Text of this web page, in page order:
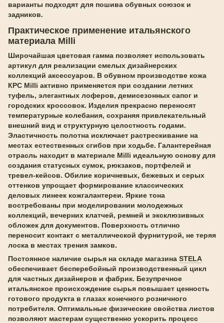
варианты подходят для пошива обувных союзок и
задников.
Практическое применение итальянского
материала Milli
Широчайшая цветовая гамма позволяет использовать
артикул для реализации смелых дизайнерских
коллекций аксессуаров. В обувном производстве кожа
КРС Milli активно применяется при создании летних
туфель, элегантных лоферов, демисезонных сапог и
городских кроссовок. Изделия прекрасно переносят
температурные колебания, сохраняя привлекательный
внешний вид и структурную целостность годами.
Эластичность полотна исключает растрескивание на
местах естественных сгибов при ходьбе. Галантерейная
отрасль находит в материале Milli идеальную основу для
создания статусных сумок, рюкзаков, портфелей и
тревел-кейсов. Обилие коричневых, бежевых и серых
оттенков упрощает формирование классических
деловых линеек кожгалантереи. Яркие тона
востребованы при моделировании молодежных
коллекций, вечерних клатчей, ремней и эксклюзивных
обложек для документов. Поверхность отлично
переносит контакт с металлической фурнитурой, не теряя
лоска в местах трения замков.
Постоянное наличие сырья на складе магазина STELA
обеспечивает бесперебойный производственный цикл
для частных дизайнеров и фабрик. Безупречное
итальянское происхождение сырья повышает ценность
готового продукта в глазах конечного розничного
потребителя. Оптимальные физические свойства листов
позволяют мастерам существенно ускорить процесс